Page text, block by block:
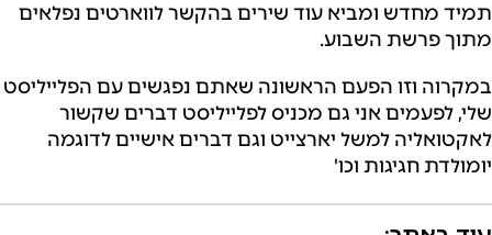
תמיד מחדש ומביא עוד שירים בהקשר לווארטים נפלאים
מתוך פרשת השבוע.
במקרוה וזו הפעם הראשונה שאתם נפגשים עם הפלייליסט
שלי, לפעמים אני גם מכניס לפלייליסט דברים שקשור
לאקטואליה למשל יארצייט וגם דברים אישיים לדוגמה
יומולדת חגיגות וכו'